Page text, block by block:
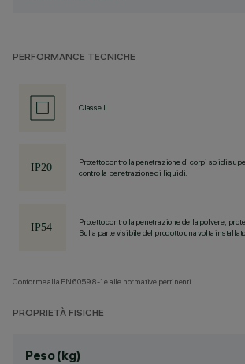
PERFORMANCE TECNICHE
Classe II
Protetto contro la penetrazione di corpi solidi
contro la penetrazione di liquidi.
Protetto contro la penetrazione della polvere,
Sulla parte visibile del prodotto una volta installato
Conforme alla EN60598-1 e alle normative pertinenti.
PROPRIETÀ FISICHE
Peso (kg)